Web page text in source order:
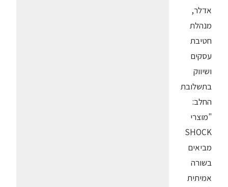
אדלר,
מנהלת
חטיבת
עסקים
ושיווק
בתשלובת
החלב:
"מוצרי
SHOCK
מביאים
בשורה
אמיתית